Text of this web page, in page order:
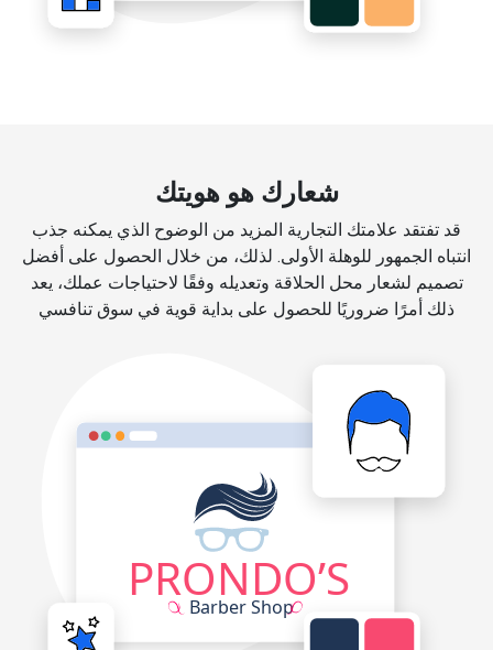
شعارك هو هويتك
قد تفتقد علامتك التجارية المزيد من الوضوح الذي يمكنه جذب
انتباه الجمهور للوهلة الأولى. لذلك، من خلال الحصول على أفضل
تصميم لشعار محل الحلاقة وتعديله وفقًا لاحتياجات عملك، يعد
ذلك أمرًا ضروريًا للحصول على بداية قوية في سوق تنافسي